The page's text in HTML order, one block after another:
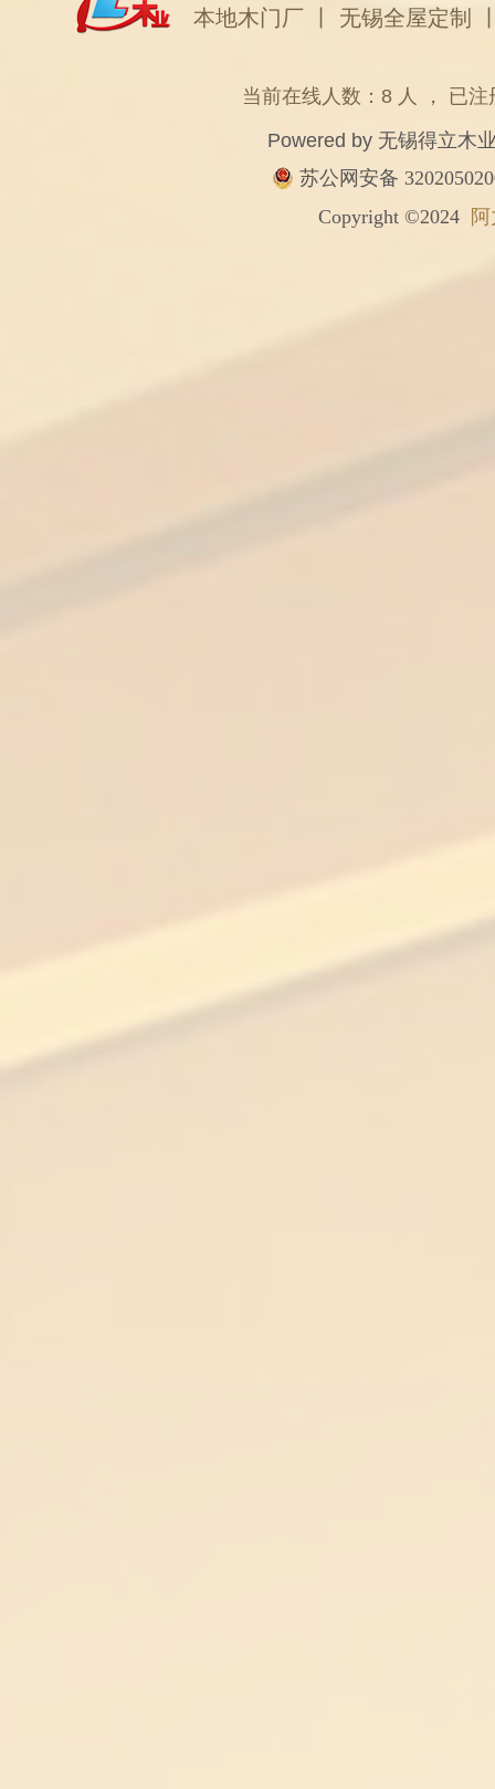
本地木门厂
无锡全屋定制
当前在线人数：8 人 ， 已
Powered by 无锡得立木
苏公网安备
Copyright ©2024